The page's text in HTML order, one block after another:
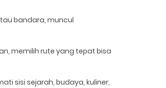
bandara, muncul
memilih rute yang tepat bisa
sisi sejarah, budaya, kuliner,